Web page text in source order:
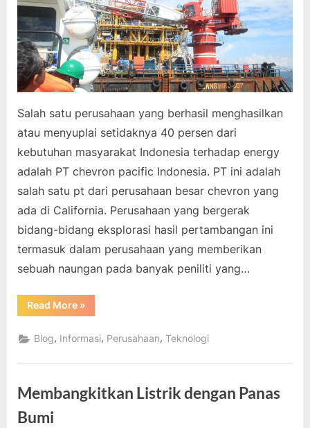
Salah satu perusahaan yang berhasil menghasilkan
atau menyuplai setidaknya 40 persen dari
kebutuhan masyarakat Indonesia terhadap energy
adalah PT chevron pacific Indonesia. PT ini adalah
salah satu pt dari perusahaan besar chevron yang
ada di California. Perusahaan yang bergerak
bidang-bidang eksplorasi hasil pertambangan ini
termasuk dalam perusahaan yang memberikan
sebuah naungan pada banyak peniliti yang…
Read More“Chevron
Pasific
Produsen
Minyak
di
»
Blog, Informasi, Perusahaan,Teknologi
Membangkitkan Listrik dengan Panas
Bumi